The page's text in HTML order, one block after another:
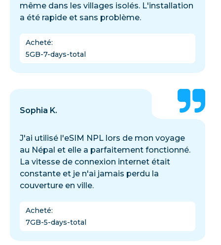
même dans les villages isolés. L'installation
a été rapide et sans problème.
Acheté:
5GB-7-days-total
Sophia K.
J'ai utilisé l'eSIM NPL lors de mon voyage
au Népal et elle a parfaitement fonctionné.
La vitesse de connexion internet était
constante et je n'ai jamais perdu la
couverture en ville.
Acheté:
7GB-5-days-total